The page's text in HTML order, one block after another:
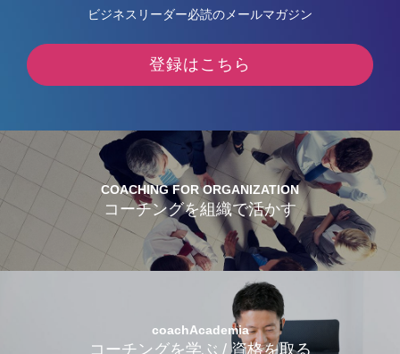
ビジネスリーダー必読のメールマガジン
登録はこちら
COACHING FOR ORGANIZATION
コーチングを組織で活かす
coachAcademia
コーチングを学ぶ / 資格を取る